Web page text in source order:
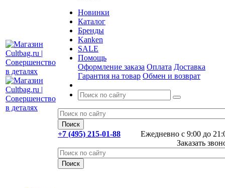
Новинки
Каталог
Бренды
Kanken
SALE
Помощь
Оформление заказа Оплата Доставка
Гарантия на товар Обмен и возврат
Ежедневно с 9:00 до
+7 (495) 215-01-88
Заказать